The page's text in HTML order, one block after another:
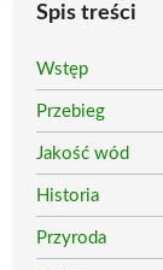
Spis treści
Wstęp
Przebieg
Jakość wód
Historia
Przyroda